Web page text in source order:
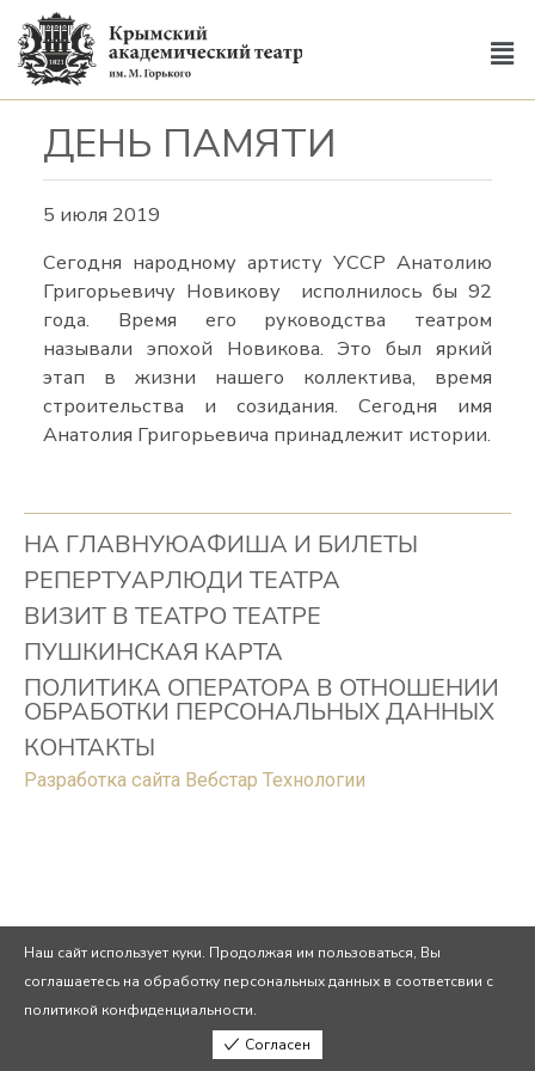
ДЕНЬ ПАМЯТИ
5 июля 2019
Сегодня народному артисту УССР Анатолию
Григорьевичу Новикову исполнилось бы 92
года. Время его руководства театром
называли эпохой Новикова. Это был яркий
этап в жизни нашего коллектива, время
строительства и созидания. Сегодня имя
Анатолия Григорьевича принадлежит истории.
НА ГЛАВНУЮАФИША И БИЛЕТЫ
РЕПЕРТУАРЛЮДИ ТЕАТРА
ВИЗИТ В ТЕАТРО ТЕАТРЕ
ПУШКИНСКАЯ КАРТА
ПОЛИТИКА ОПЕРАТОРА В ОТНОШЕНИИ
ОБРАБОТКИ ПЕРСОНАЛЬНЫХ ДАННЫХ
КОНТАКТЫ
Разработка сайта Вебстар Технологии
Наш сайт использует куки. Продолжая им пользоваться, Вы
соглашаетесь на обработку персональных данных в соответсвии с
политикой конфиденциальности.
Согласен